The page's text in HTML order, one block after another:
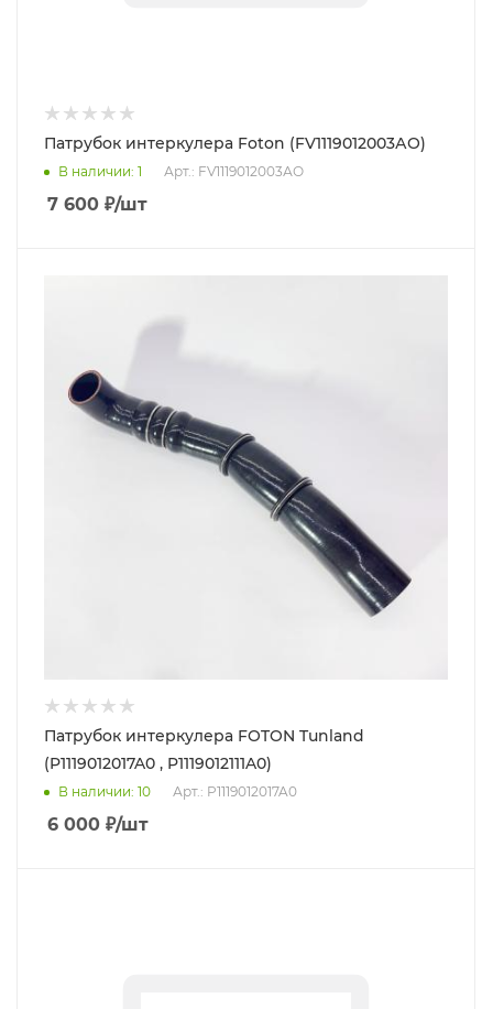
Патрубок интеркулера Foton (FV1119012003АО)
В наличии: 1 Арт.: FV1119012003АО
7 600 ₽/шт
Патрубок интеркулера FOTON Tunland
(P1119012017A0 , P1119012111A0)
В наличии: 10 Арт.: P1119012017A0
6 000 ₽/шт